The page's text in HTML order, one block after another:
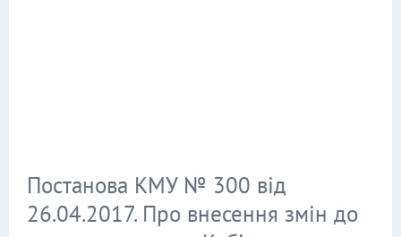
Постанова КМУ № 300 від
26.04.2017. Про внесення змін до